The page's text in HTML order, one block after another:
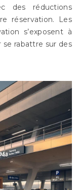
des réductions
réservation. Les
s’exposent à
rabattre sur des